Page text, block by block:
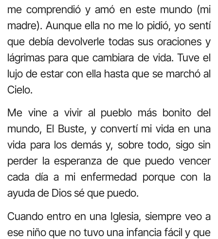
me comprendió y amó en este mundo (mi
madre). Aunque ella no me lo pidió, yo sentí
que debía devolverle todas sus oraciones y
lágrimas para que cambiara de vida. Tuve el
lujo de estar con ella hasta que se marchó al
Cielo.
Me vine a vivir al pueblo más bonito del
mundo, El Buste, y convertí mi vida en una
vida para los demás y, sobre todo, sigo sin
perder la esperanza de que puedo vencer
cada día a mi enfermedad porque con la
ayuda de Dios sé que puedo.
Cuando entro en una Iglesia, siempre veo a
ese niño que no tuvo una infancia fácil y que